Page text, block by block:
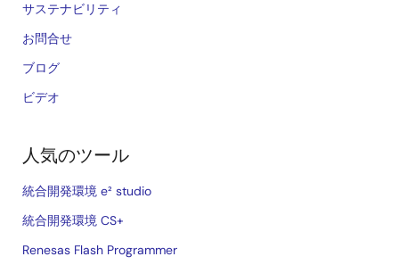
サステナビリティ
お問合せ
ブログ
ビデオ
人気のツール
統合開発環境 e² studio
統合開発環境 CS+
Renesas Flash Programmer